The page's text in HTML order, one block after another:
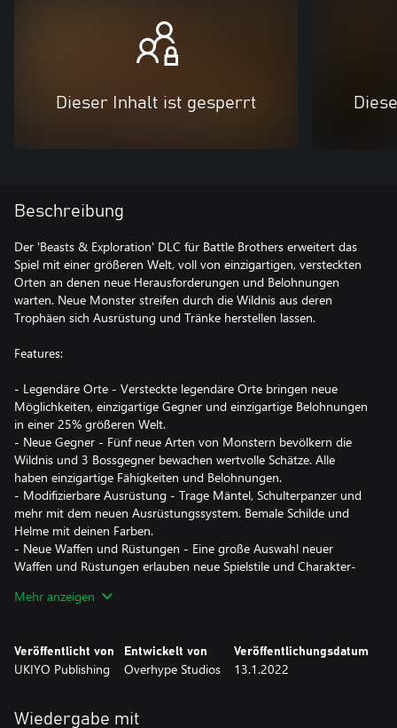
Dieser Inhalt ist gesperrt
Beschreibung
Der 'Beasts & Exploration' DLC für Battle Brothers erweitert das
Spiel mit einer größeren Welt, voll von einzigartigen, versteckten
Orten an denen neue Herausforderungen und Belohnungen
warten. Neue Monster streifen durch die Wildnis aus deren
Trophäen sich Ausrüstung und Tränke herstellen lassen.
Features:
- Legendäre Orte - Versteckte legendäre Orte bringen neue
Möglichkeiten, einzigartige Gegner und einzigartige Belohnungen
in einer 25% größeren Welt.
- Neue Gegner - Fünf neue Arten von Monstern bevölkern die
Wildnis und 3 Bossgegner bewachen wertvolle Schätze. Alle
haben einzigartige Fähigkeiten und Belohnungen.
- Modifizierbare Ausrüstung - Trage Mäntel, Schulterpanzer und
mehr mit dem neuen Ausrüstungssystem. Bemale Schilde und
Helme mit deinen Farben.
- Neue Waffen und Rüstungen - Eine große Auswahl neuer
Waffen und Rüstungen erlauben neue Spielstile und Charakter-
- Neue Aufträge, Events und Ambitionen - Nimm an profitabler
Abenteuern.
Mehr anzeigen
Veröffentlicht von
UKIYO Publishing
Entwickelt von
Overhype Studios
Veröffentlichungsdatum
13.1.2022
Wiedergabe mit